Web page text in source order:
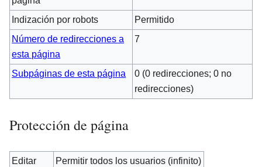
Indización por robots
Permitido
Número de redirecciones a
esta página
7
Subpáginas de esta página
0 (0 redirecciones; 0 no
redirecciones)
Protección de página
Editar
Permitir todos los usuarios (infinito)